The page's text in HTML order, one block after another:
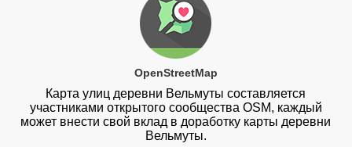
OpenStreetMap
Карта улиц деревни Вельмуты составляется
участниками открытого сообщества OSM, каждый
может внести свой вклад в доработку карты деревни
Вельмуты.